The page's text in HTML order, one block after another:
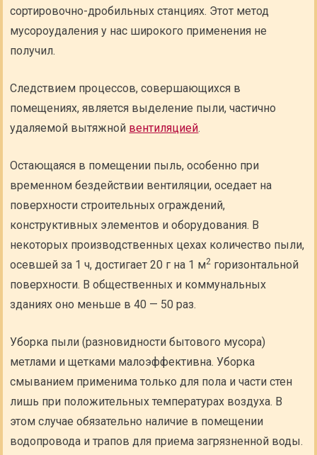
сортировочно-дробильных станциях. Этот метод
мусороудаления у нас широкого применения не
получил.
Следствием процессов, совершающихся в
помещениях, является выделение пыли, частично
удаляемой вытяжной вентиляцией.
Остающаяся в помещении пыль, особенно при
временном бездействии вентиляции, оседает на
поверхности строительных ограждений,
конструктивных элементов и оборудования. В
некоторых производственных цехах количество пыли,
осевшей за 1 ч, достигает 20 г на 1 м2 горизонтальной
поверхности. В общественных и коммунальных
зданиях оно меньше в 40 — 50 раз.
Уборка пыли (разновидности бытового мусора)
метлами и щетками малоэффективна. Уборка
смыванием применима только для пола и части стен
лишь при положительных температурах воздуха. В
этом случае обязательно наличие в помещении
водопровода и трапов для приема загрязненной воды.